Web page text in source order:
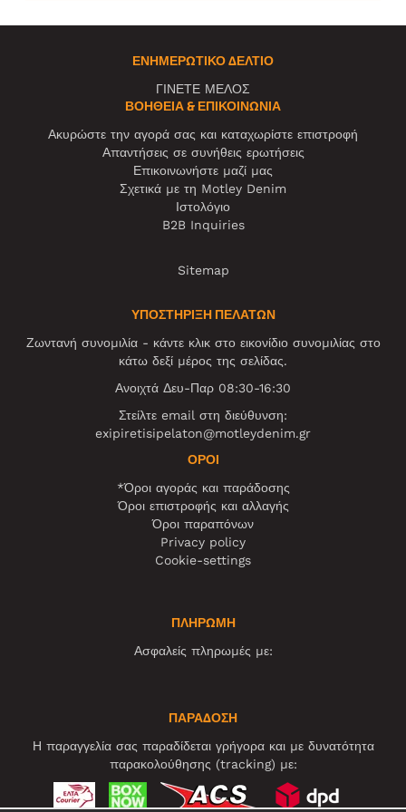
ΕΝΗΜΕΡΩΤΙΚΌ ΔΕΛΤΊΟ
ΓΙΝΕΤΕ ΜΕΛΟΣ
ΒΟΉΘΕΙΑ & ΕΠΙΚΟΙΝΩΝΊΑ
Ακυρώστε την αγορά σας και καταχωρίστε επιστροφή
Απαντήσεις σε συνήθεις ερωτήσεις
Επικοινωνήστε μαζί μας
Σχετικά με τη Motley Denim
Ιστολόγιο
B2B Inquiries
Sitemap
ΥΠΟΣΤΗΡΙΞΗ ΠΕΛΑΤΩΝ
Ζωντανή συνομιλία - κάντε κλικ στο εικονίδιο συνομιλίας στο
κάτω δεξί μέρος της σελίδας.
Ανοιχτά Δευ-Παρ 08:30-16:30
Στείλτε email στη διεύθυνση:
exipiretisipelaton@motleydenim.gr
ΌΡΟΙ
*Όροι αγοράς και παράδοσης
Όροι επιστροφής και αλλαγής
Όροι παραπόνων
Privacy policy
Cookie-settings
ΠΛΗΡΩΜΗ
Ασφαλείς πληρωμές με:
ΠΑΡΑΔΟΣΗ
Η παραγγελία σας παραδίδεται γρήγορα και με δυνατότητα
παρακολούθησης (tracking) με: